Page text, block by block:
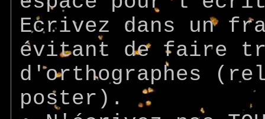
Ecrivez dans un
évitant de faire
d'orthographes
poster).